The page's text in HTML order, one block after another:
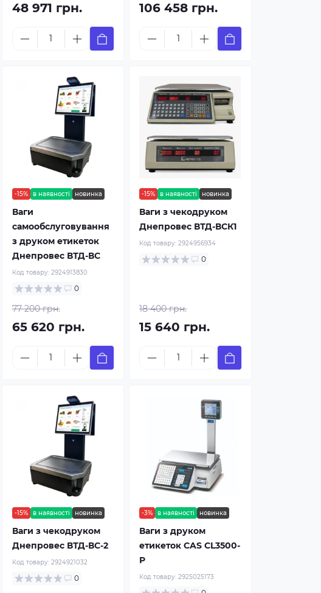
48 971 грн. 106 458 грн.
-15% в наявності новинка
Ваги
самообслуговування
з друком етикеток
Днепровес ВТД-ВС
Код товару: 2924913830
0
77 200 грн.
65 620 грн.
-15% в наявності новинка
Ваги з чекодруком
Днепровес ВТД-ВСК1
Код товару:2924956934
0
18 400 грн.
15 640 грн.
-15% в наявності новинка
Ваги з чекодруком
Днепровес ВТД-ВС-2
Код товару: 2924921032
0
-3% в наявності новинка
Ваги з друком
етикеток CAS CL3500-
P
Код товару:2925025173